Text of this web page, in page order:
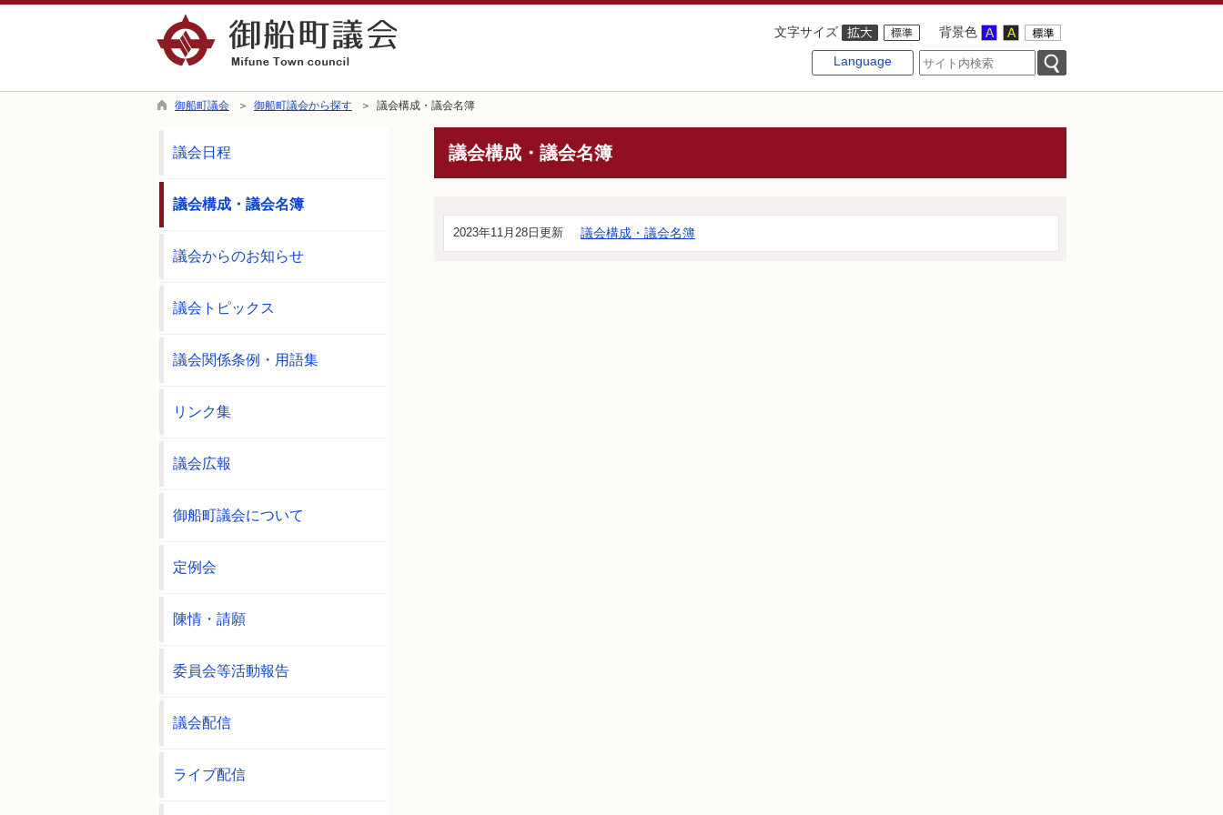
文字サイズ
背景色
Language
御船町議会 ＞ 御船町議会から探す ＞ 議会構成・議会名簿
議会構成・議会名簿
2023年11月28日更新 議会構成・議会名簿
議会日程
議会構成・議会名簿
議会からのお知らせ
議会トピックス
議会関係条例・用語集
リンク集
議会広報
御船町議会について
定例会
陳情・請願
委員会等活動報告
議会配信
ライブ配信